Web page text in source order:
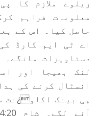
ریلوے ملازم کا
معلومات فراہم
حاصل کیا۔ اس کے
اے ٹی ایم کارڈ
دستاویزات
لنک بھیجا اور
انسٹال کرنے کی
ہی بینک اکاو¿نٹ